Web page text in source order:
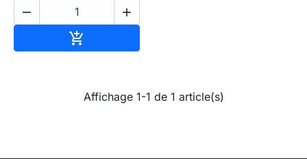
 

Affichage 1-1 de 1 article(s)